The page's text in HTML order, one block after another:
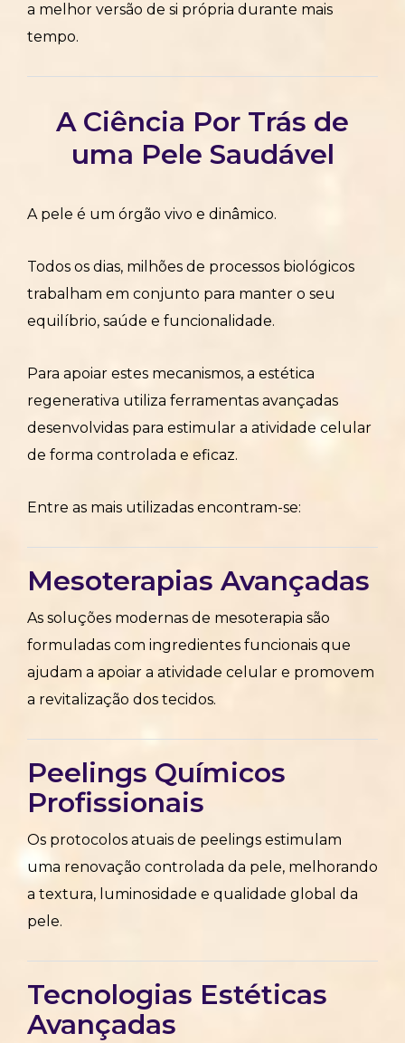
a melhor versão de si própria durante mais
tempo.
A Ciência Por Trás de
uma Pele Saudável
A pele é um órgão vivo e dinâmico.
Todos os dias, milhões de processos biológicos
trabalham em conjunto para manter o seu
equilíbrio, saúde e funcionalidade.
Para apoiar estes mecanismos, a estética
regenerativa utiliza ferramentas avançadas
desenvolvidas para estimular a atividade celular
de forma controlada e eficaz.
Entre as mais utilizadas encontram-se:
Mesoterapias Avançadas
As soluções modernas de mesoterapia são
formuladas com ingredientes funcionais que
ajudam a apoiar a atividade celular e promovem
a revitalização dos tecidos.
Peelings Químicos
Profissionais
Os protocolos atuais de peelings estimulam
uma renovação controlada da pele, melhorando
a textura, luminosidade e qualidade global da
pele.
Tecnologias Estéticas
Avançadas